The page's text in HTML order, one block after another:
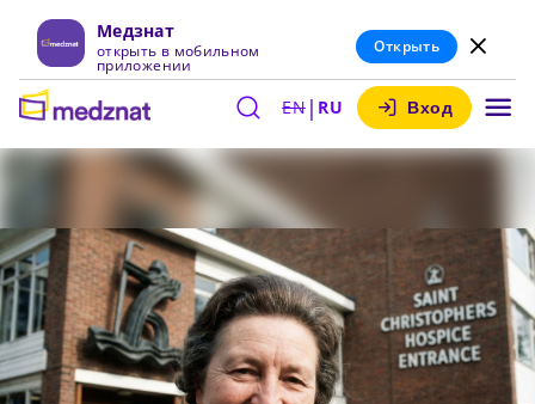
Медзнат
открыть в мобильном
приложении
Открыть
EN| RU Вход